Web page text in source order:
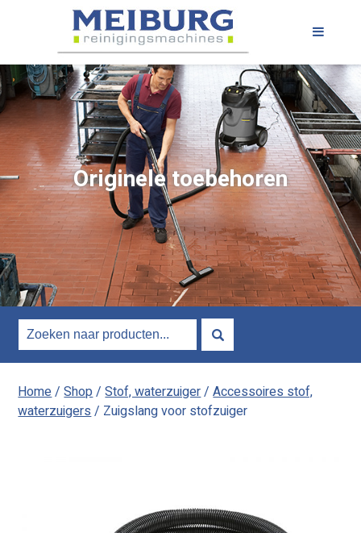
Originele toebehoren
Home/Shop/Stof, waterzuiger/Accessoires stof,
waterzuigers/ Zuigslang voor stofzuiger